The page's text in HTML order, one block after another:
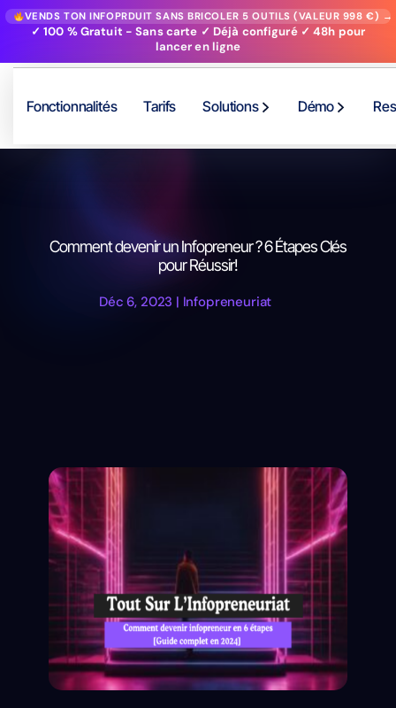
VENDS TON INFOPRDUIT SANS BRICOLER 5 OUTILS (VALEUR 998 €) →
✓ 100 % Gratuit - Sans carte ✓ Déjà configuré ✓ 48h pour
lancer en ligne
Fonctionnalités Tarifs Solutions Démo
Comment devenir un Infopreneur ? 6 Étapes Clés
pour Réussir!
Déc 6, 2023 | Infopreneuriat